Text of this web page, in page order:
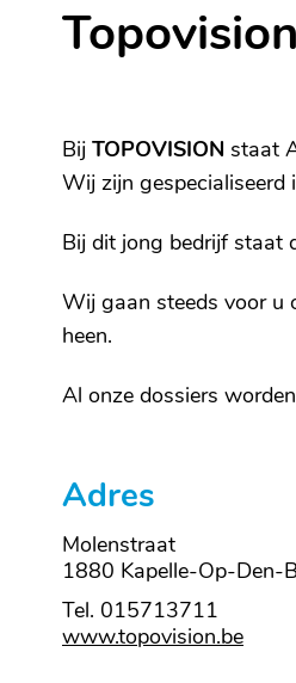
Topovision
Bij TOPOVISION staat
Wij zijn gespecialiseerd
Bij dit jong bedrijf staat
Wij gaan steeds voor u
heen.
Al onze dossiers
Adres
Molenstraat
,1880 Kapelle-Op-Den-
Tel. 015713711
Website
www.topovision.be